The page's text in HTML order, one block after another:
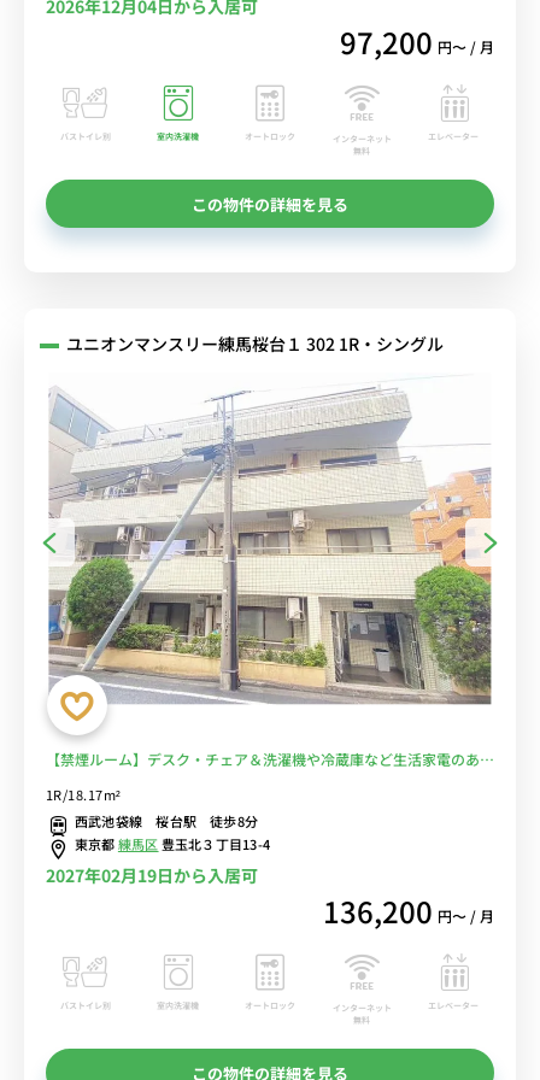
2026年12月04日から入居可
97,200 円〜 / 月
バストイレ別 室内洗濯機 オートロック
インターネット
無料
エレベーター
この物件の詳細を見る
ユニオンマンスリー練馬桜台１ 302 1R・シングル
【禁煙ルーム】デスク・チェア＆洗濯機や冷蔵庫など生活家電のある
お部屋/武蔵大学江古田キャンパスまで徒歩約9分/駅前には深夜1時ま
で営業のスーパー・西友があり仕事帰りの買い物にも便利■選べる
Wi-Fi格安レンタル中！
1R/18.17m²
西武池袋線 桜台駅 徒歩8分
東京都練馬区豊玉北３丁目13-4
2027年02月19日から入居可
136,200 円〜 / 月
バストイレ別 室内洗濯機 オートロック
インターネット
無料
エレベーター
この物件の詳細を見る